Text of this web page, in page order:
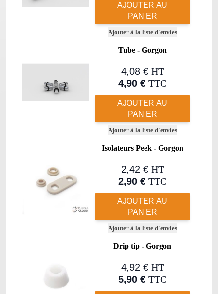
AJOUTER AU
PANIER
Ajouter à la liste d'envies
Tube - Gorgon
4,08 € HT
4,90 € TTC
AJOUTER AU
PANIER
Ajouter à la liste d'envies
Isolateurs Peek - Gorgon
2,42 € HT
2,90 € TTC
AJOUTER AU
PANIER
Ajouter à la liste d'envies
Drip tip - Gorgon
4,92 € HT
5,90 € TTC